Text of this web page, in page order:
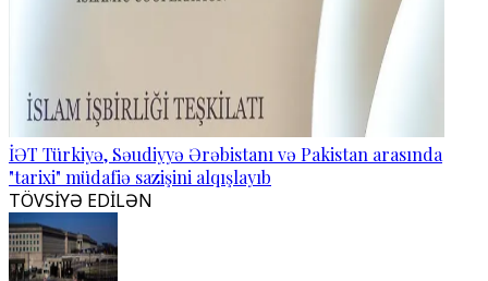
İƏT Türkiyə, Səudiyyə Ərəbistanı və Pakistan arasında
"tarixi" müdafiə sazişini alqışlayıb
TÖVSİYƏ EDİLƏN